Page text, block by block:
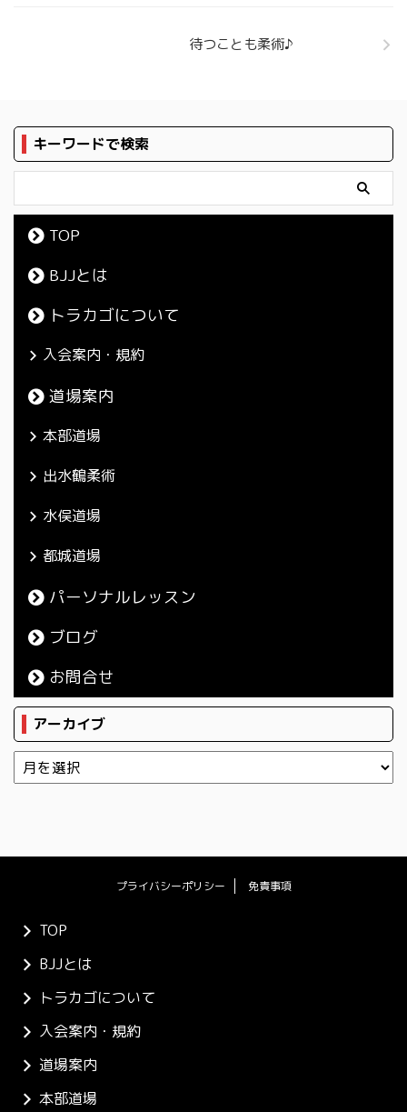
待つことも柔術♪
キーワードで検索
TOP
BJJとは
トラカゴについて
入会案内・規約
道場案内
本部道場
出水鶴柔術
水俣道場
都城道場
パーソナルレッスン
ブログ
お問合せ
アーカイブ
プライバシーポリシー 免責事項
TOP
BJJとは
トラカゴについて
入会案内・規約
道場案内
本部道場